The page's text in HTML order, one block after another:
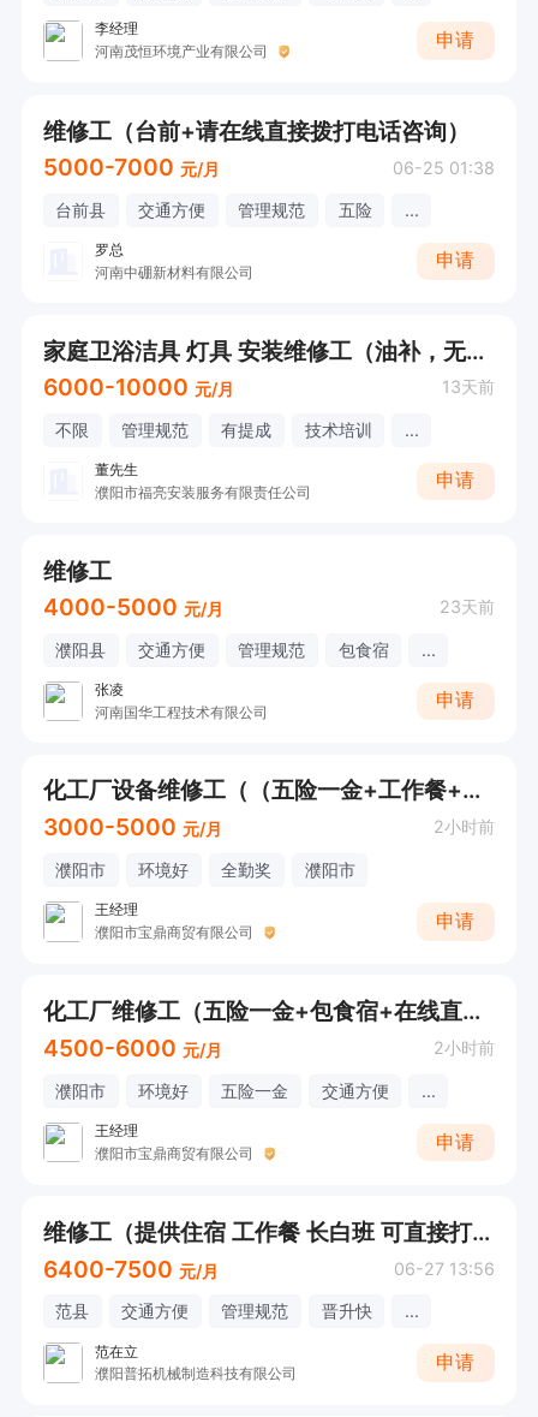
李经理
河南茂恒环境产业有限公司
申请
维修工（台前+请在线直接拨打电话咨询）
5000-7000 元/月 06-25 01:38
台前县 交通方便 管理规范 五险 ...
罗总
河南中硼新材料有限公司
申请
家庭卫浴洁具 灯具 安装维修工（油补，无经验可学）
6000-10000 元/月 13天前
不限 管理规范 有提成 技术培训 ...
董先生
濮阳市福亮安装服务有限责任公司
申请
维修工
4000-5000 元/月 23天前
濮阳县 交通方便 管理规范 包食宿 ...
张凌
河南国华工程技术有限公司
申请
化工厂设备维修工（（五险一金+工作餐+带薪年假）
3000-5000 元/月 2小时前
濮阳市 环境好 全勤奖 濮阳市
王经理
濮阳市宝鼎商贸有限公司
申请
化工厂维修工（五险一金+包食宿+在线直接拨打电话咨询）
4500-6000 元/月 2小时前
濮阳市 环境好 五险一金 交通方便 ...
王经理
濮阳市宝鼎商贸有限公司
申请
维修工（提供住宿 工作餐 长白班 可直接打电话）
6400-7500 元/月 06-27 13:56
范县 交通方便 管理规范 晋升快 ...
范在立
濮阳普拓机械制造科技有限公司
申请